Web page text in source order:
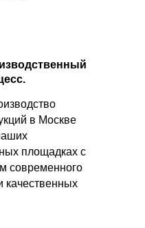
в Москве
площадках с
современного
качественных